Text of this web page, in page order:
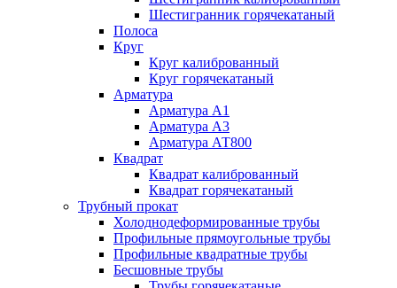
Шестигранник горячекатаный
Полоса
Круг
Круг калиброванный
Круг горячекатаный
Арматура
Арматура А1
Арматура А3
Арматура АТ800
Квадрат
Квадрат калиброванный
Квадрат горячекатаный
Трубный прокат
Холоднодеформированные трубы
Профильные прямоугольные трубы
Профильные квадратные трубы
Бесшовные трубы